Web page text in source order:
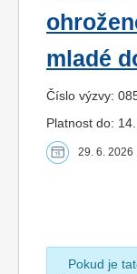
mladé
Číslo výzvy:
Platnost do:
29. 6. 2026
Pokud je